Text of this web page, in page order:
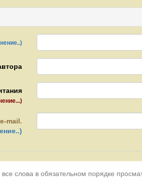
mail.
слова в обязательном порядке